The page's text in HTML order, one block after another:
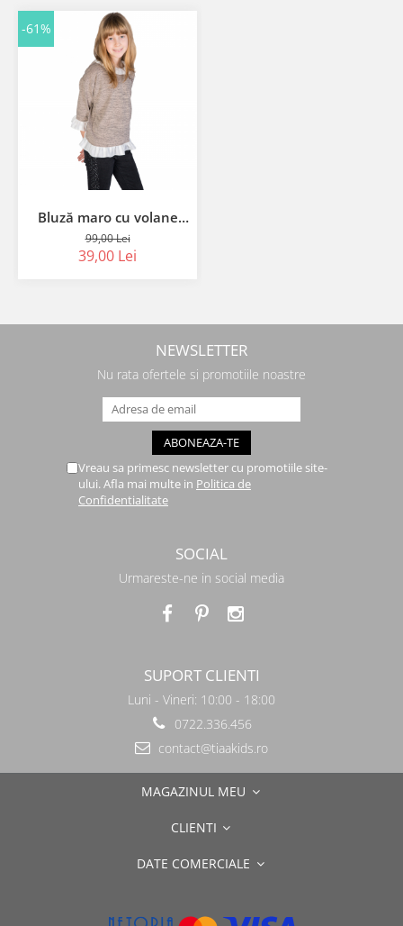
-61%
Bluză maro cu volane
albe
99,00 Lei
39,00 Lei
NEWSLETTER
Nu rata ofertele si promotiile noastre
Vreau sa primesc newsletter cu promotiile site-
ului. Afla mai multe in Politica de
Confidentialitate
SOCIAL
Urmareste-ne in social media
SUPORT CLIENTI
Luni - Vineri: 10:00 - 18:00
0722.336.456
contact@tiaakids.ro
MAGAZINUL MEU
CLIENTI
DATE COMERCIALE